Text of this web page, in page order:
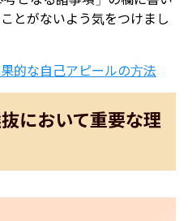
とがないよう気をつけまし
的な自己アピールの方法
において重要な理